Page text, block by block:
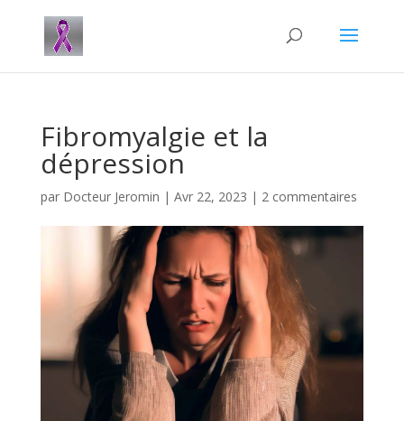
Fibromyalgie et la
dépression
par Docteur Jeromin | Avr 22, 2023 | 2 commentaires